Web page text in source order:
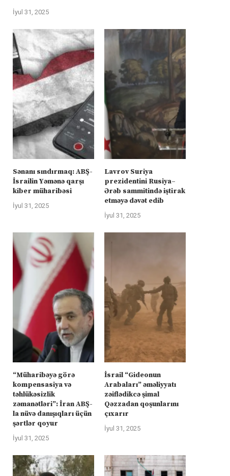
İyul 31, 2025
Sənanı sındırmaq: ABŞ-
İsrailin Yəmənə qarşı
kiber müharibəsi
İyul 31, 2025
Lavrov Suriya
prezidentini Rusiya–
Ərəb sammitində iştirak
etməyə dəvət edib
İyul 31, 2025
“Müharibəyə görə
kompensasiya və
təhlükəsizlik
zəmanətləri”: İran ABŞ-
la nüvə danışıqları üçün
şərtlər qoyur
İyul 31, 2025
İsrail “Gideonun
Arabaları” əməliyyatı
zəiflədikcə şimal
Qəzzadan qoşunlarını
çıxarır
İyul 31, 2025